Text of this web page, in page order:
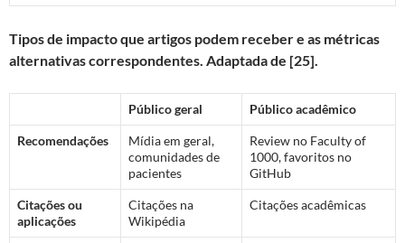
Tipos de impacto que artigos podem receber e as métricas
alternativas correspondentes. Adaptada de [25].
Público geral Público acadêmico
Recomendações
Mídia em geral,
comunidades de
pacientes
Review no Faculty of
1000, favoritos no
GitHub
Citações ou
aplicações
Citações na
Wikipédia
Citações acadêmicas